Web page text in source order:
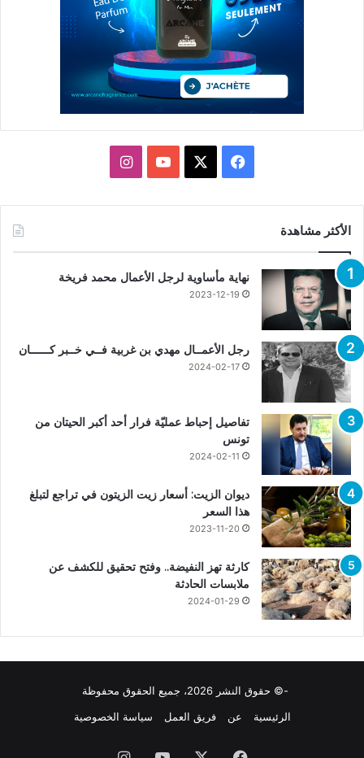
فيسبوك يوتيوبانستقرام
الأكثر مشاهدة
نهاية مأساوية لرجل الأعمال محمد فريخة
2023-12-19
رجل الأعمــال مهدي بن غربية فــي خــبر كــــــان
2024-02-17
تفاصيل إحباط عمليّة فرار أحد أكبر الحيتان من
تونس
2024-02-11
ديوان الزيت: أسعار زيت الزيتون في تراجع لتبلغ
هذا السعر
2023-11-20
كارثة تهز النفيضة.. وفتح تحقيق للكشف عن
ملابسات الحادثة
2024-01-29
-© حقوق النشر 2026، جميع الحقوق محفوظة
الرئيسية
عن فريق العمل سياسة الخصوصية